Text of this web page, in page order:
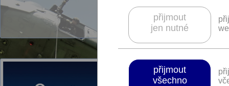
přijmout
jen nutné
přijmout
všechno
V tomto kraji je